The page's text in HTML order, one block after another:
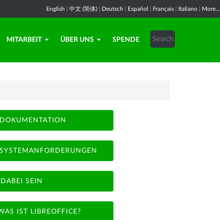
English 中文 (简体) Deutsch Español Français Italiano More...
MITARBEIT ÜBER UNS SPENDE
DOKUMENTATION
SYSTEMANFORDERUNGEN
DABEI SEIN
IST LIBREOFFICE?